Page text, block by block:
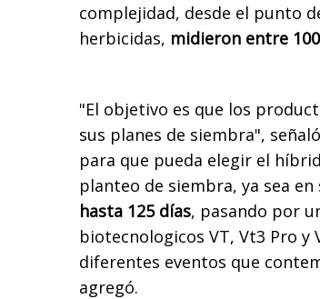
complejidad, desde el punto
herbicidas, midieron entre
"El objetivo es que los
sus planes de siembra",
para que pueda elegir el
planteo de siembra, ya sea
hasta 125 días, pasando por
biotecnologicos VT, Vt3 Pro y
diferentes eventos que
agregó.